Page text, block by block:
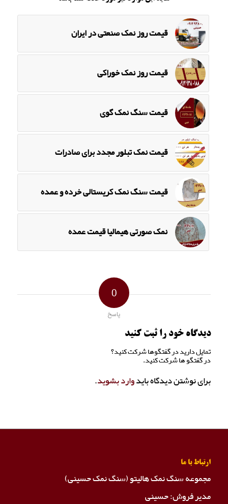
قیمت روز نمک صنعتی در ایران
قیمت روز نمک خوراکی
قیمت سنگ نمک گوی
قیمت نمک تبلور مجدد برای صادرات
قیمت سنگ نمک کریستالی خرده و عمده
نمک صورتی هیمالیا قیمت عمده
0
پاسخ
دیدگاه خود را ثبت کنید
تمایل دارید در گفتگوها شرکت کنید؟
در گفتگو ها شرکت کنید.
برای نوشتن دیدگاه بایدوارد بشوید.
ارتباط با ما
مجموعه سنگ نمک هالیتو (سنگ نمک حسینی)
مدیر فروش: حسینی